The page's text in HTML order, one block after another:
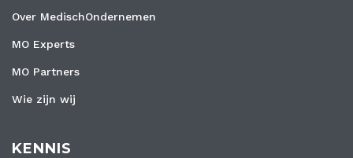
Over MedischOndernemen
MO Experts
MO Partners
Wie zijn wij
KENNIS